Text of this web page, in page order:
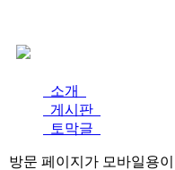
소개
게시판
토막글
방문 페이지가 모바일용